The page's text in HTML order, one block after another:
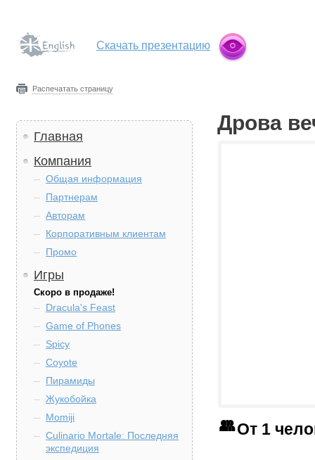
Скачать презентацию
Распечатать страницу
Главная
Компания
Общая информация
Партнерам
Авторам
Корпоративным клиентам
Промо
Игры
Скоро в продаже!
Dracula's Feast
Game of Phones
Spicy
Coyote
Пирамиды
Жукобойка
Momiji
Culinario Mortale: Последняя
экспедиция
Дрова
От 1